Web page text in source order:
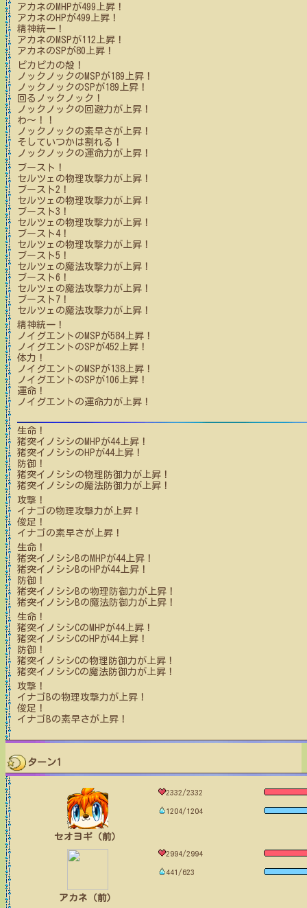
アカネのMHPが499 上昇！
アカネのHPが499 上昇！
精神統一！
アカネのMSPが112 上昇！
アカネのSPが80 上昇！
ピカピカの殻！
ノックノック のMSPが189 上昇！
ノックノック のSPが189 上昇！
回るノックノック！
ノックノック の回避力が上昇！
わ～！！
ノックノック の素早さが上昇！
そしていつかは割れる！
ノックノック の運命力が上昇！
ブースト！
セルツェ の物理攻撃力が上昇！
ブースト2！
セルツェ の物理攻撃力が上昇！
ブースト3！
セルツェ の物理攻撃力が上昇！
ブースト4！
セルツェ の物理攻撃力が上昇！
ブースト5！
セルツェ の魔法攻撃力が上昇！
ブースト6！
セルツェ の魔法攻撃力が上昇！
ブースト7！
セルツェ の魔法攻撃力が上昇！
精神統一！
ノイグエント のMSPが584上昇！
ノイグエント のSPが452 上昇！
体力！
ノイグエント のMSPが138上昇！
ノイグエント のSPが106 上昇！
運命！
ノイグエント の運命力が上昇！
生命！
猪突イノシシのMHPが44上昇！
猪突イノシシのHPが44上昇！
防御！
猪突イノシシの物理防御力が上昇！
猪突イノシシの魔法防御力が上昇！
攻撃！
イナゴの物理攻撃力が上昇！
俊足！
イナゴの素早さが上昇！
生命！
猪突イノシシBのMHPが44上昇！
猪突イノシシBのHPが44上昇！
防御！
猪突イノシシBの物理防御力が上昇！
猪突イノシシBの魔法防御力が上昇！
生命！
猪突イノシシCのMHPが44上昇！
猪突イノシシCのHPが44上昇！
防御！
猪突イノシシCの物理防御力が上昇！
猪突イノシシCの魔法防御力が上昇！
攻撃！
イナゴBの物理攻撃力が上昇！
俊足！
イナゴBの素早さが上昇！
ターン1
セオヨギ（前）
2332/2332
1204/1204
アカネ（前）
2994/2994
441/623